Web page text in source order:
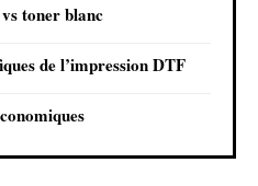
toner blanc
de l’impression DTF